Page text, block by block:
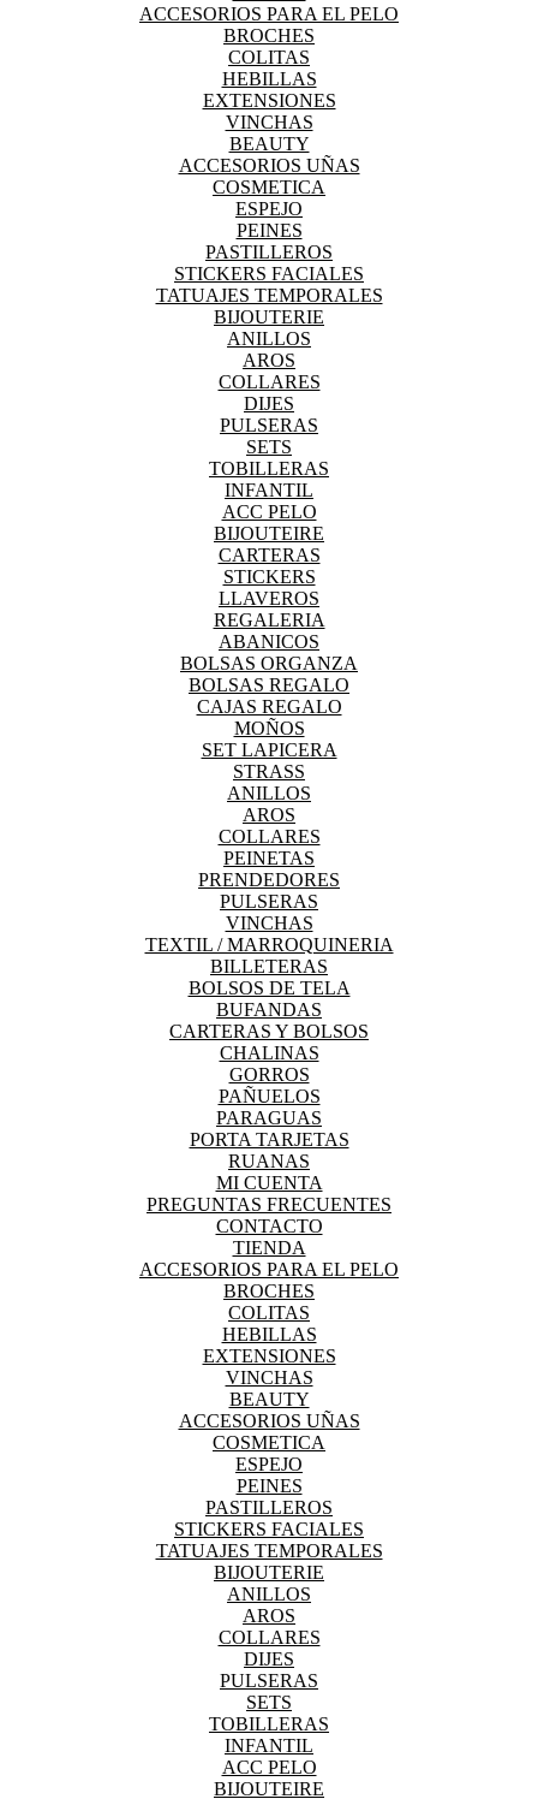
ACCESORIOS PARA EL PELO
BROCHES
COLITAS
HEBILLAS
EXTENSIONES
VINCHAS
BEAUTY
ACCESORIOS UÑAS
COSMETICA
ESPEJO
PEINES
PASTILLEROS
STICKERS FACIALES
TATUAJES TEMPORALES
BIJOUTERIE
ANILLOS
AROS
COLLARES
DIJES
PULSERAS
SETS
TOBILLERAS
INFANTIL
ACC PELO
BIJOUTEIRE
CARTERAS
STICKERS
LLAVEROS
REGALERIA
ABANICOS
BOLSAS ORGANZA
BOLSAS REGALO
CAJAS REGALO
MOÑOS
SET LAPICERA
STRASS
ANILLOS
AROS
COLLARES
PEINETAS
PRENDEDORES
PULSERAS
VINCHAS
TEXTIL / MARROQUINERIA
BILLETERAS
BOLSOS DE TELA
BUFANDAS
CARTERAS Y BOLSOS
CHALINAS
GORROS
PAÑUELOS
PARAGUAS
PORTA TARJETAS
RUANAS
MI CUENTA
PREGUNTAS FRECUENTES
CONTACTO
TIENDA
ACCESORIOS PARA EL PELO
BROCHES
COLITAS
HEBILLAS
EXTENSIONES
VINCHAS
BEAUTY
ACCESORIOS UÑAS
COSMETICA
ESPEJO
PEINES
PASTILLEROS
STICKERS FACIALES
TATUAJES TEMPORALES
BIJOUTERIE
ANILLOS
AROS
COLLARES
DIJES
PULSERAS
SETS
TOBILLERAS
INFANTIL
ACC PELO
BIJOUTEIRE